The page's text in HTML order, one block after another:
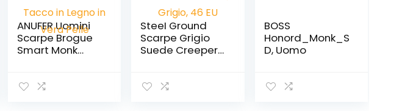
ANUFER Uomini
Scarpe Brogue
Smart Monk
con Tacco in
SteeI Ground
Scarpe Grigio
Suede Creepers
Sc200Z134,
BOSS
Honord_Monk_S
D, Uomo